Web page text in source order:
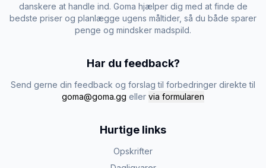
danskere at handle ind. Goma hjælper dig med at finde de
bedste priser og planlægge ugens måltider, så du både sparer
penge og mindsker madspild.
Har du feedback?
Send gerne din feedback og forslag til forbedringer direkte til
goma@goma.gg eller via formularen
Hurtige links
Opskrifter